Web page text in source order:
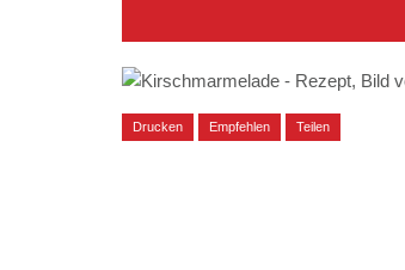
Drucken Empfehlen Teilen